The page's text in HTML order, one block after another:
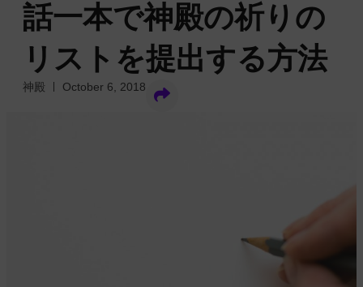
話一本で神殿の祈りの
リストを提出する方法
神殿 October 6, 2018